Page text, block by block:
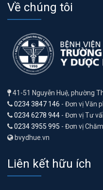
Về chúng tôi
41-51 Nguyễn Huệ, phường
0234 3847 146 - Đơn vị Văn
0234 6278 944 - Đơn vị Tư
0234 3955 995 - Đơn vị
bvydhue.vn
Liên kết hữu ích